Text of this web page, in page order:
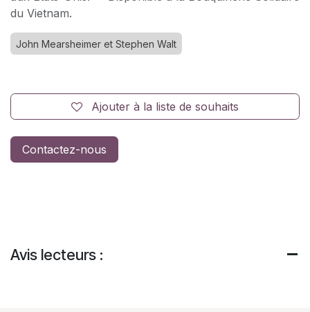
du Vietnam.
John Mearsheimer et Stephen Walt
Ajouter à la liste de souhaits
Contactez-nous
Avis lecteurs :